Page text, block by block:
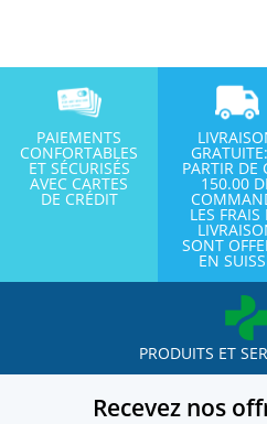
PAIEMENTS
CONFORTABLES
ET SÉCURISÉS
AVEC CARTES
DE CRÉDIT
PARTIR DE
150.00
LES FRAIS
SONT
EN
PRODUITS ET
Recevez nos